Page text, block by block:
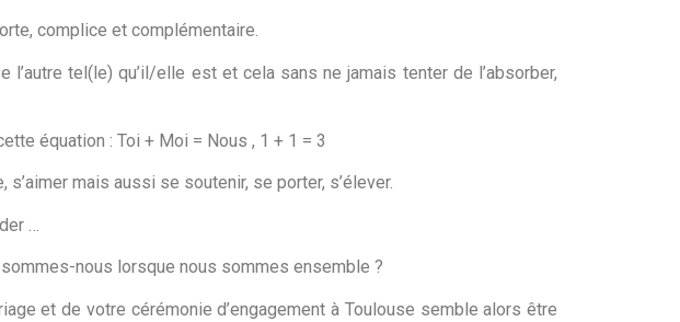
complice et complémentaire.
l’autre tel(le) qu’il/elle est et cela sans ne jamais tenter de l’absorber,
équation : Toi + Moi = Nous , 1 + 1 = 3
mais aussi se soutenir, se porter, s’élever.
…
nous lorsque nous sommes ensemble ?
et de votre cérémonie d’engagement à Toulouse semble alors être